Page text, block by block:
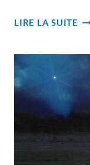
LIRE LA SUITE
DU